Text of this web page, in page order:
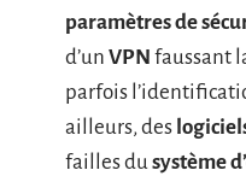
paramètres de
d’un VPN faussant
parfois
ailleurs, des
failles dusystème